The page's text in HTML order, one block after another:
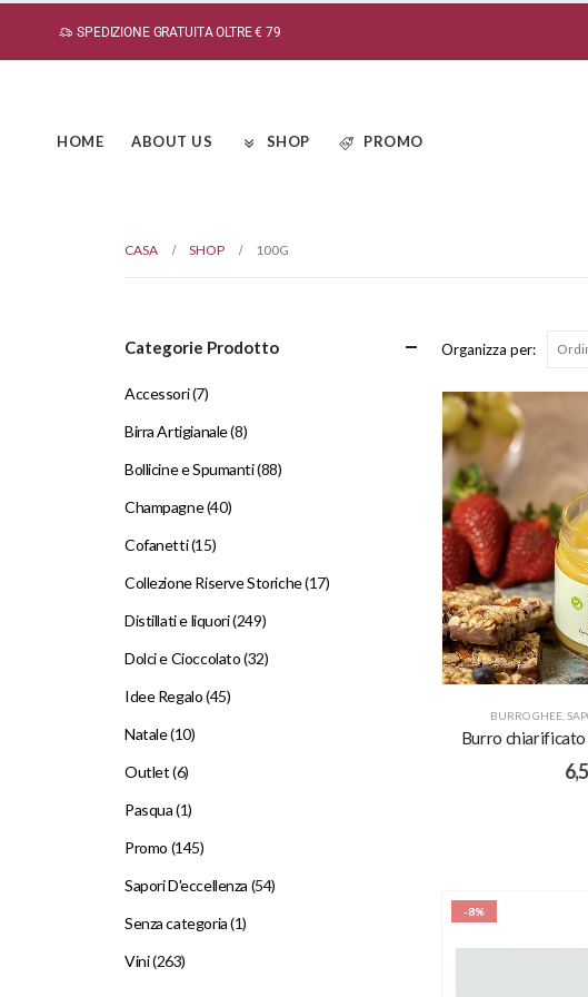
SPEDIZIONE GRATUITA OLTRE € 79
HOME ABOUT US SHOP PROMO
CASA SHOP 100G
Organizza per:
BURRO GHEE,
Burro
-8%
Categorie Prodotto
Accessori(7)
Birra Artigianale(8)
Bollicine e Spumanti(88)
Champagne(40)
Cofanetti(15)
Collezione Riserve Storiche(17)
Distillati e liquori(249)
Dolci e Cioccolato(32)
Idee Regalo(45)
Natale(10)
Outlet(6)
Pasqua(1)
Promo (145)
Sapori D'eccellenza (54)
Senza categoria(1)
Vini(263)